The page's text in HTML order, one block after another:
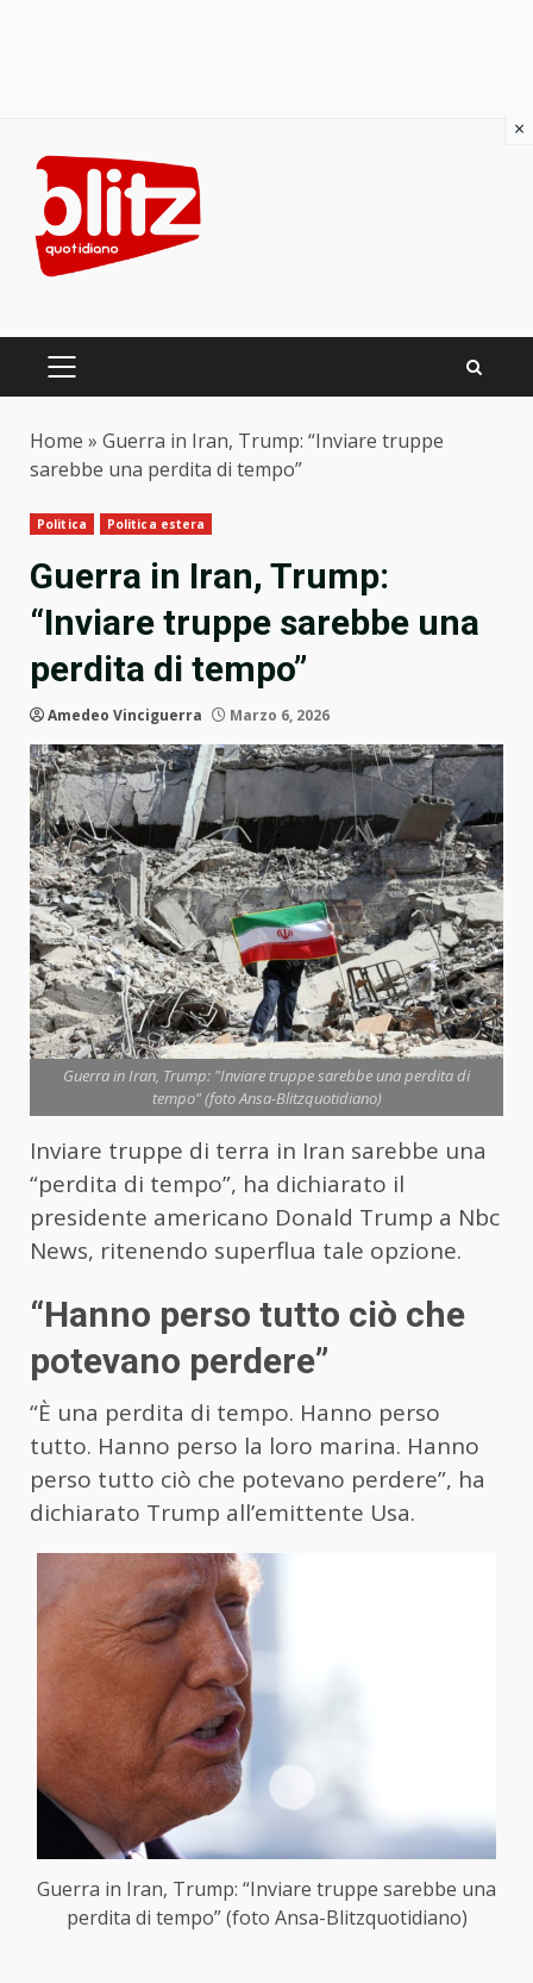
content
PRIMARY
Home » Guerra in Iran, Trump: “Inviare truppe
sarebbe una perdita di tempo”
Politica Politica estera
Guerra in Iran, Trump:
“Inviare truppe sarebbe una
perdita di tempo”
Amedeo Vinciguerra Marzo 6, 2026
Guerra in Iran, Trump: "Inviare truppe sarebbe una perdita di
tempo" (foto Ansa-Blitzquotidiano)
Inviare truppe di terra in Iran sarebbe una
“perdita di tempo”, ha dichiarato il
presidente americano Donald Trump a Nbc
News, ritenendo superflua tale opzione.
“Hanno perso tutto ciò che
potevano perdere”
“È una perdita di tempo. Hanno perso
tutto. Hanno perso la loro marina. Hanno
perso tutto ciò che potevano perdere”, ha
dichiarato Trump all’emittente Usa.
Guerra in Iran, Trump: “Inviare truppe sarebbe una
perdita di tempo” (foto Ansa-Blitzquotidiano)
×